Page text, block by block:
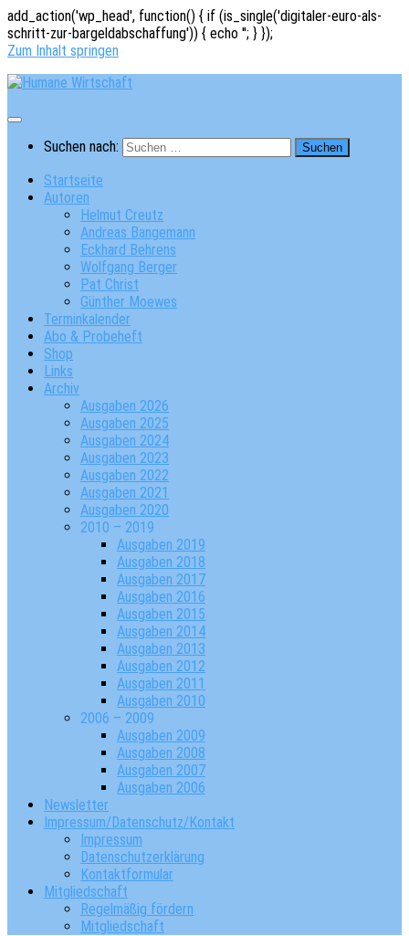
add_action('wp_head', function() { if (is_single('digitaler-euro-als-
schritt-zur-bargeldabschaffung')) { echo ''; } });
Zum Inhalt springen
Suchen nach:
Startseite
Autoren
Helmut Creutz
Andreas Bangemann
Eckhard Behrens
Wolfgang Berger
Pat Christ
Günther Moewes
Terminkalender
Abo & Probeheft
Shop
Links
Archiv
Ausgaben 2026
Ausgaben 2025
Ausgaben 2024
Ausgaben 2023
Ausgaben 2022
Ausgaben 2021
Ausgaben 2020
2010 – 2019
Ausgaben 2019
Ausgaben 2018
Ausgaben 2017
Ausgaben 2016
Ausgaben 2015
Ausgaben 2014
Ausgaben 2013
Ausgaben 2012
Ausgaben 2011
Ausgaben 2010
2006 – 2009
Ausgaben 2009
Ausgaben 2008
Ausgaben 2007
Ausgaben 2006
Newsletter
Impressum/Datenschutz/Kontakt
Impressum
Datenschutzerklärung
Kontaktformular
Mitgliedschaft
Regelmäßig fördern
Mitgliedschaft